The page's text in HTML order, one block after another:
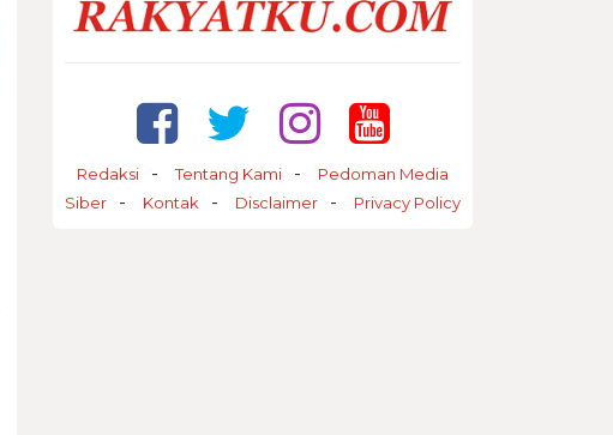
Redaksi Tentang Kami
Pedoman Media
Siber
Kontak Disclaimer Privacy Policy